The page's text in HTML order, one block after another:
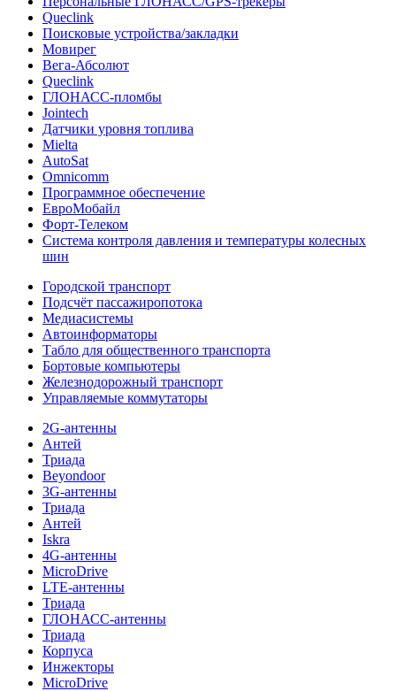
Queclink
Поисковые устройства/закладки
Мовирег
Вега-Абсолют
Queclink
ГЛОНАСС-пломбы
Jointech
Датчики уровня топлива
Mielta
AutoSat
Omnicomm
Программное обеспечение
ЕвроМобайл
Форт-Телеком
Система контроля давления и температуры колесных
шин
Городской транспорт
Подсчёт пассажиропотока
Медиасистемы
Автоинформаторы
Табло для общественного транспорта
Бортовые компьютеры
Железнодорожный транспорт
Управляемые коммутаторы
2G-антенны
Антей
Триада
Beyondoor
3G-антенны
Триада
Антей
Iskra
4G-антенны
MicroDrive
LTE-антенны
Триада
ГЛОНАСС-антенны
Триада
Корпуса
Инжекторы
MicroDrive